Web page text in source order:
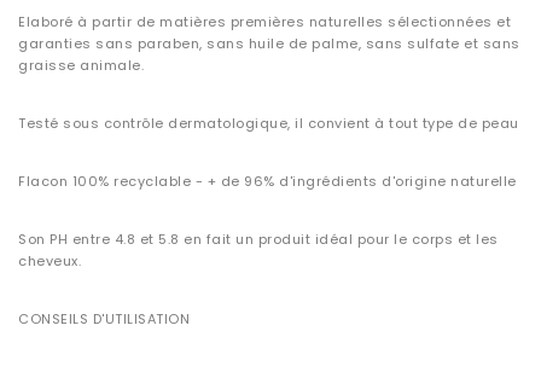
Elaboré à partir de matières premières naturelles sélectionnées et
garanties sans paraben, sans huile de palme, sans sulfate et sans
graisse animale.
Testé sous contrôle dermatologique, il convient à tout type de peau
Flacon 100% recyclable - + de 96% d'ingrédients d'origine naturelle
Son PH entre 4.8 et 5.8 en fait un produit idéal pour le corps et les
cheveux.
CONSEILS D'UTILISATION